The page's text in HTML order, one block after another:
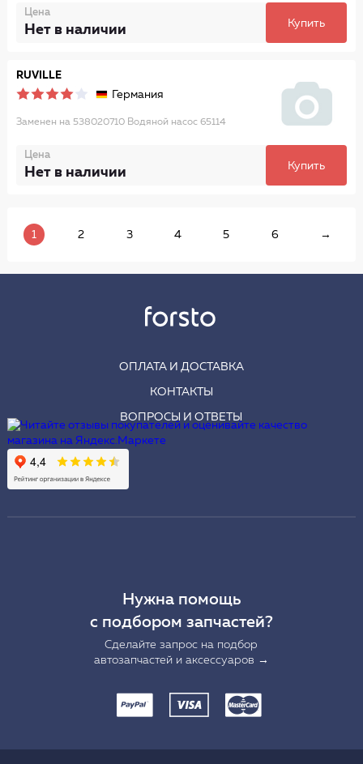
Цена
Нет в наличии Купить
RUVILLE
Германия
Заменен на 538020710 Водяной насос 65114
Цена
Нет в наличии Купить
1 2 3 4 5 6 →
ОПЛАТА И ДОСТАВКА
КОНТАКТЫ
ВОПРОСЫ И ОТВЕТЫ
Нужна помощь
с подбором запчастей?
Сделайте запрос на подбор
автозапчастей и аксессуаров →